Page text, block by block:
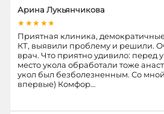
Арина Лукьянчикова
★★★★★
Приятная клиника,
КТ, выявили проблему и решили.
врач. Что приятно удивило: перед
место укола обработали тоже
укол был безболезненным. Со
впервые) Комфор…